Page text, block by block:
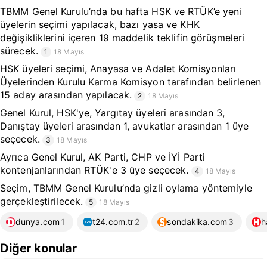
TBMM Genel Kurulu’nda bu hafta HSK ve RTÜK’e yeni
üyelerin seçimi yapılacak, bazı yasa ve KHK
değişikliklerini içeren 19 maddelik teklifin görüşmeleri
sürecek.
1 18 Mayıs
HSK üyeleri seçimi, Anayasa ve Adalet Komisyonları
Üyelerinden Kurulu Karma Komisyon tarafından belirlenen
15 aday arasından yapılacak.
2 18 Mayıs
Genel Kurul, HSK'ye, Yargıtay üyeleri arasından 3,
Danıştay üyeleri arasından 1, avukatlar arasından 1 üye
seçecek.
3 18 Mayıs
Ayrıca Genel Kurul, AK Parti, CHP ve İYİ Parti
kontenjanlarından RTÜK'e 3 üye seçecek.
4 18 Mayıs
Seçim, TBMM Genel Kurulu’nda gizli oylama yöntemiyle
gerçekleştirilecek.
5 18 Mayıs
dunya.com 1 t24.com.tr2 sondakika.com 3
Diğer konular